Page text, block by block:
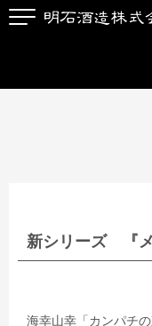
新シリーズ 『
海幸山幸「カンパチ